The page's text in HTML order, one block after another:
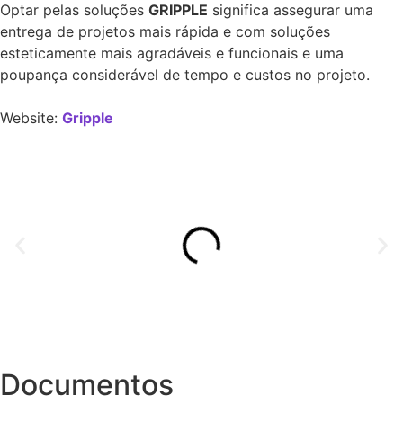
Optar pelas soluções GRIPPLE significa assegurar uma
entrega de projetos mais rápida e com soluções
esteticamente mais agradáveis e funcionais e uma
poupança considerável de tempo e custos no projeto.
Website: Gripple
Documentos